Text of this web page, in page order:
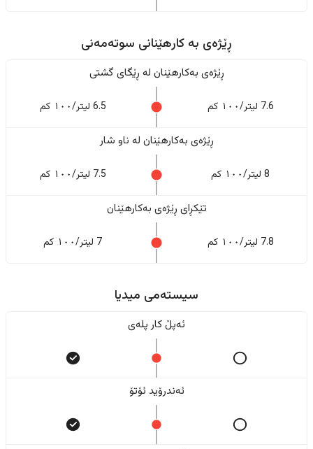
ڕێژەى به کارهێنانی سوتەمەنی
ڕێژەى بەکارهێنان له ڕێگای گشتی
7.6 لیتر/١٠٠ کم 6.5 لیتر/١٠٠ کم
ڕێژەى بەکارهێنان له ناو شار
8 لیتر/١٠٠ کم 7.5 لیتر/١٠٠ کم
تێکڕای ڕێژەى بەکارهێنان
7.8 لیتر/١٠٠ کم 7 لیتر/١٠٠ کم
سیستەمی میدیا
ئەپڵ کار پلەی
ئەندرۆید ئۆتۆ